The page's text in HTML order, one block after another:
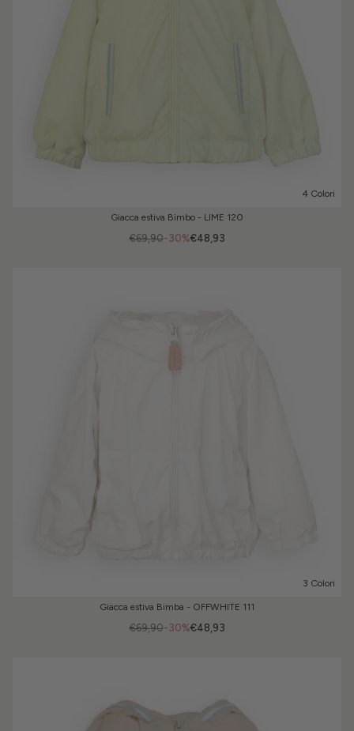
4 Colori
Giacca estiva Bimbo - LIME 120
-30%
€69,90 €48,93
3 Colori
Giacca estiva Bimba - OFFWHITE 111
-30%
€69,90 €48,93